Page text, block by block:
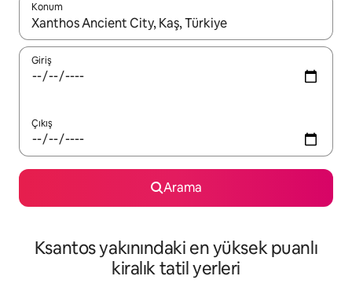
Konum
Sonuçlar kullanılabilir olduğunda yukarı ve aşağı oklarıyla
Giriş
Çıkış
Arama
Ksantos yakınındaki en yüksek puanlı
kiralık tatil yerleri